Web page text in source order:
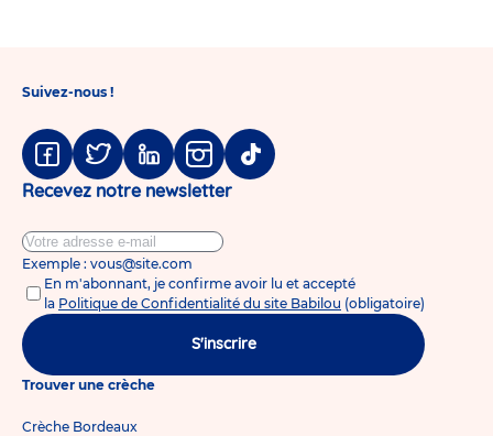
Suivez-nous !
Facebook
TwitterLinkedinInstagram
Tiktok
Recevez notre newsletter
Exemple : vous@site.com
En m'abonnant, je confirme avoir lu et accepté
la Politique de Confidentialité du site Babilou (obligatoire)
S'inscrire
Trouver une crèche
Crèche Bordeaux